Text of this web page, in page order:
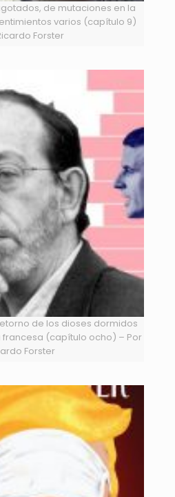
de mutaciones en la
varios (capítulo 9)
Forster
de los dioses dormidos
francesa (capítulo ocho) – Por
Forster